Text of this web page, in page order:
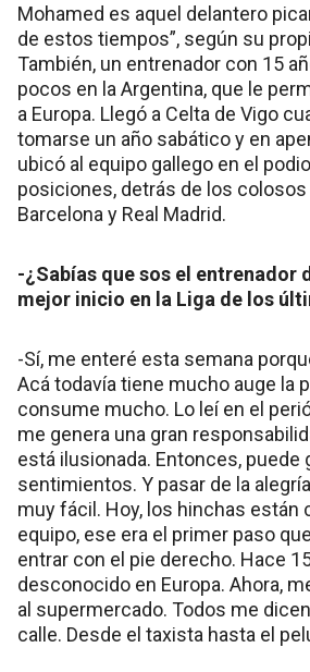
Mohamed es aquel delantero
de estos tiempos”, según su
También, un entrenador con 15
pocos en la Argentina, que le
a Europa. Llegó a Celta de Vigo
tomarse un año sabático y en
ubicó al equipo gallego en el
posiciones, detrás de los
Barcelona y Real Madrid.
-¿Sabías que sos el entrenador
mejor inicio en la Liga de los
-Sí, me enteré esta semana
Acá todavía tiene mucho auge la
consume mucho. Lo leí en el
me genera una gran
está ilusionada. Entonces, puede
sentimientos. Y pasar de la
muy fácil. Hoy, los hinchas están
equipo, ese era el primer paso
entrar con el pie derecho. Hace
desconocido en Europa. Ahora,
al supermercado. Todos me
calle. Desde el taxista hasta el